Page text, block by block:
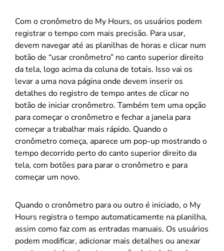
Com o cronômetro do My Hours, os usuários podem
registrar o tempo com mais precisão. Para usar,
devem navegar até as planilhas de horas e clicar num
botão de “usar cronômetro” no canto superior direito
da tela, logo acima da coluna de totais. Isso vai os
levar a uma nova página onde devem inserir os
detalhes do registro de tempo antes de clicar no
botão de iniciar cronômetro. Também tem uma opção
para começar o cronômetro e fechar a janela para
começar a trabalhar mais rápido. Quando o
cronômetro começa, aparece um pop-up mostrando o
tempo decorrido perto do canto superior direito da
tela, com botões para parar o cronômetro e para
começar um novo.
Quando o cronômetro para ou outro é iniciado, o My
Hours registra o tempo automaticamente na planilha,
assim como faz com as entradas manuais. Os usuários
podem modificar, adicionar mais detalhes ou anexar